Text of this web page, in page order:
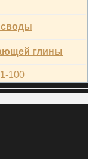
своды
глины
100